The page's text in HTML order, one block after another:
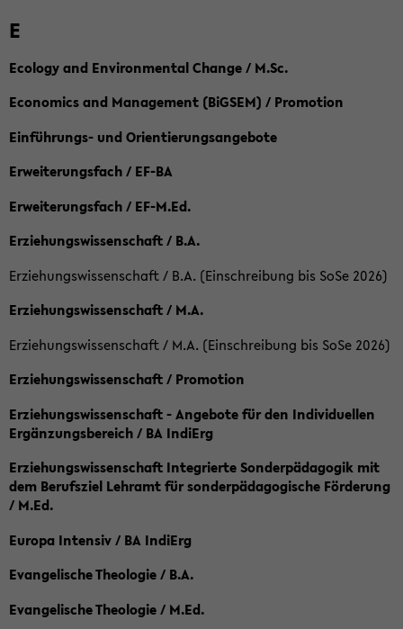
E
Ecology and Environmental Change / M.Sc.
Economics and Management (BiGSEM) / Promotion
Einführungs- und Orientierungsangebote
Erweiterungsfach / EF-BA
Erweiterungsfach / EF-M.Ed.
Erziehungswissenschaft / B.A.
Erziehungswissenschaft / B.A. (Einschreibung bis SoSe 2026)
Erziehungswissenschaft / M.A.
Erziehungswissenschaft / M.A. (Einschreibung bis SoSe 2026)
Erziehungswissenschaft / Promotion
Erziehungswissenschaft - Angebote für den Individuellen
Ergänzungsbereich / BA IndiErg
Erziehungswissenschaft Integrierte Sonderpädagogik mit
dem Berufsziel Lehramt für sonderpädagogische Förderung
/ M.Ed.
Europa Intensiv / BA IndiErg
Evangelische Theologie / B.A.
Evangelische Theologie / M.Ed.